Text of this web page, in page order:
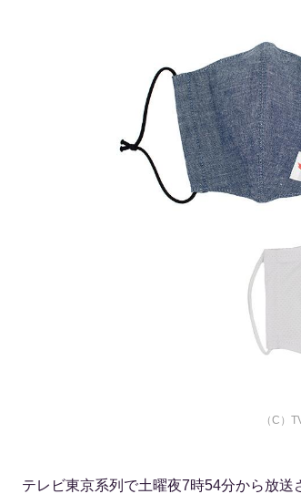
（C）
テレビ東京系列で土曜夜7時54分から放送